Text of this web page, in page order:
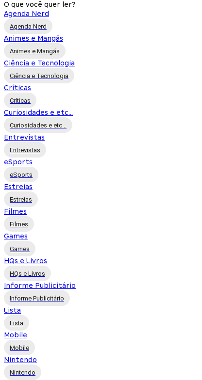
O que você quer ler?
Agenda Nerd
Agenda Nerd
Animes e Mangás
Animes e Mangás
Ciência e Tecnologia
Ciência e Tecnologia
Críticas
Críticas
Curiosidades e etc...
Curiosidades e etc...
Entrevistas
Entrevistas
eSports
eSports
Estreias
Estreias
Filmes
Filmes
Games
Games
HQs e Livros
HQs e Livros
Informe Publicitário
Informe Publicitário
Lista
Lista
Mobile
Mobile
Nintendo
Nintendo